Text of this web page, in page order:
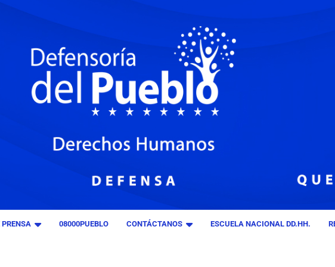
PRENSA 08000PUEBLO CONTÁCTANOS ESCUELA NACIONAL DD.HH.